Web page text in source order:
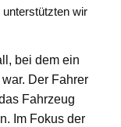
wir
bei dem ein
Der Fahrer
Fahrzeug
Im Fokus der